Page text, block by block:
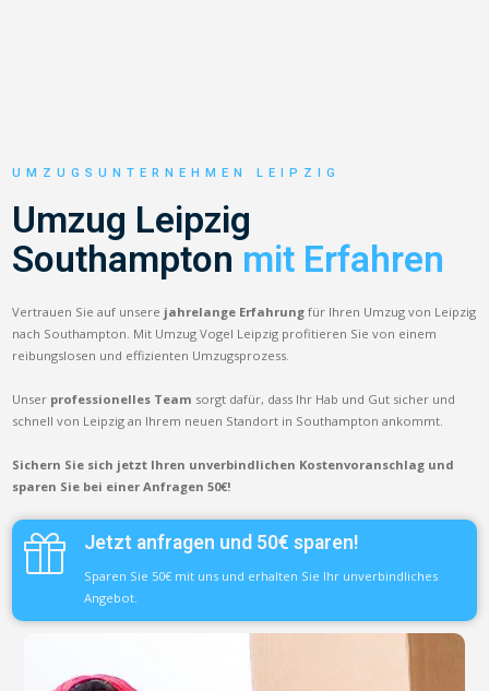
UMZUGSUNTERNEHMEN LEIPZIG
Umzug Leipzig
Southampton mit Erfahren
Vertrauen Sie auf unsere jahrelange Erfahrung für Ihren Umzug von Leipzig
nach Southampton. Mit Umzug Vogel Leipzig profitieren Sie von einem
reibungslosen und effizienten Umzugsprozess.
Unser professionelles Team sorgt dafür, dass Ihr Hab und Gut sicher und
schnell von Leipzig an Ihrem neuen Standort in Southampton ankommt.
Sichern Sie sich jetzt Ihren unverbindlichen Kostenvoranschlag und
sparen Sie bei einer Anfragen 50€!
Jetzt anfragen und 50€ sparen!
Sparen Sie 50€ mit uns und erhalten Sie Ihr unverbindliches
Angebot.